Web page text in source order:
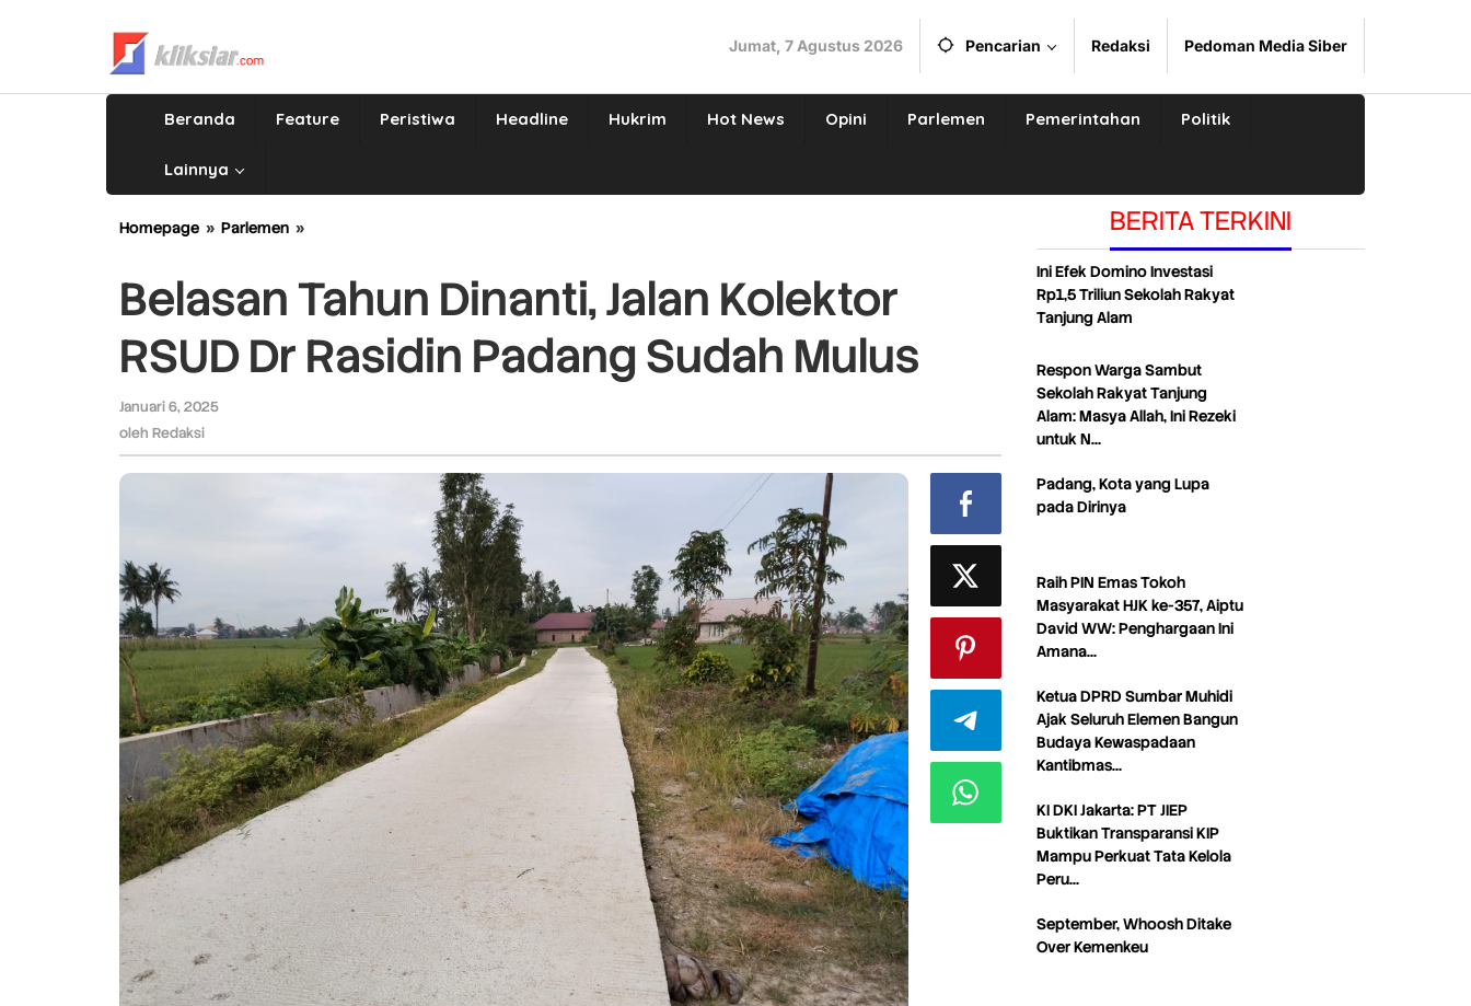
Jumat, 7 Agustus 2026 Pencarian Redaksi Pedoman Media Siber
Beranda Feature Peristiwa Headline Hukrim Hot News Opini Parlemen Pemerintahan Politik
Lainnya
Homepage » Parlemen »
Jalan
Kolektor
RSUD
Dr
Mulus
Belasan Tahun Dinanti, Jalan Kolektor
RSUD Dr Rasidin Padang Sudah Mulus
Januari 6, 2025
oleh Redaksi
BERITA TERKINI
Ini Efek Domino Investasi
Rp1,5 Triliun Sekolah Rakyat
Tanjung Alam
Respon Warga Sambut
Sekolah Rakyat Tanjung
Alam: Masya Allah, Ini Rezeki
untuk N…
Padang, Kota yang Lupa
pada Dirinya
Raih PIN Emas Tokoh
Masyarakat HJK ke-357, Aiptu
David WW: Penghargaan Ini
Amana…
Ketua DPRD Sumbar Muhidi
Ajak Seluruh Elemen Bangun
Budaya Kewaspadaan
Kantibmas…
KI DKI Jakarta: PT JIEP
Buktikan Transparansi KIP
Mampu Perkuat Tata Kelola
Peru…
September, Whoosh Ditake
Over Kemenkeu